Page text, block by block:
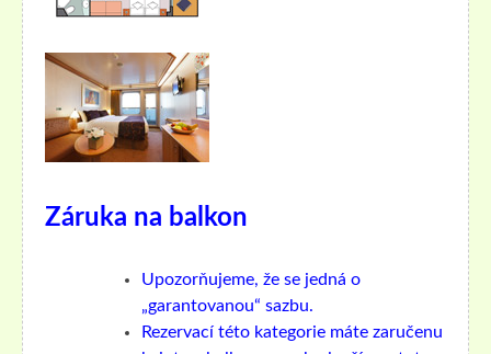
Záruka na balkon
Upozorňujeme, že se jedná o
„garantovanou“ sazbu.
Rezervací této kategorie máte zaručenu